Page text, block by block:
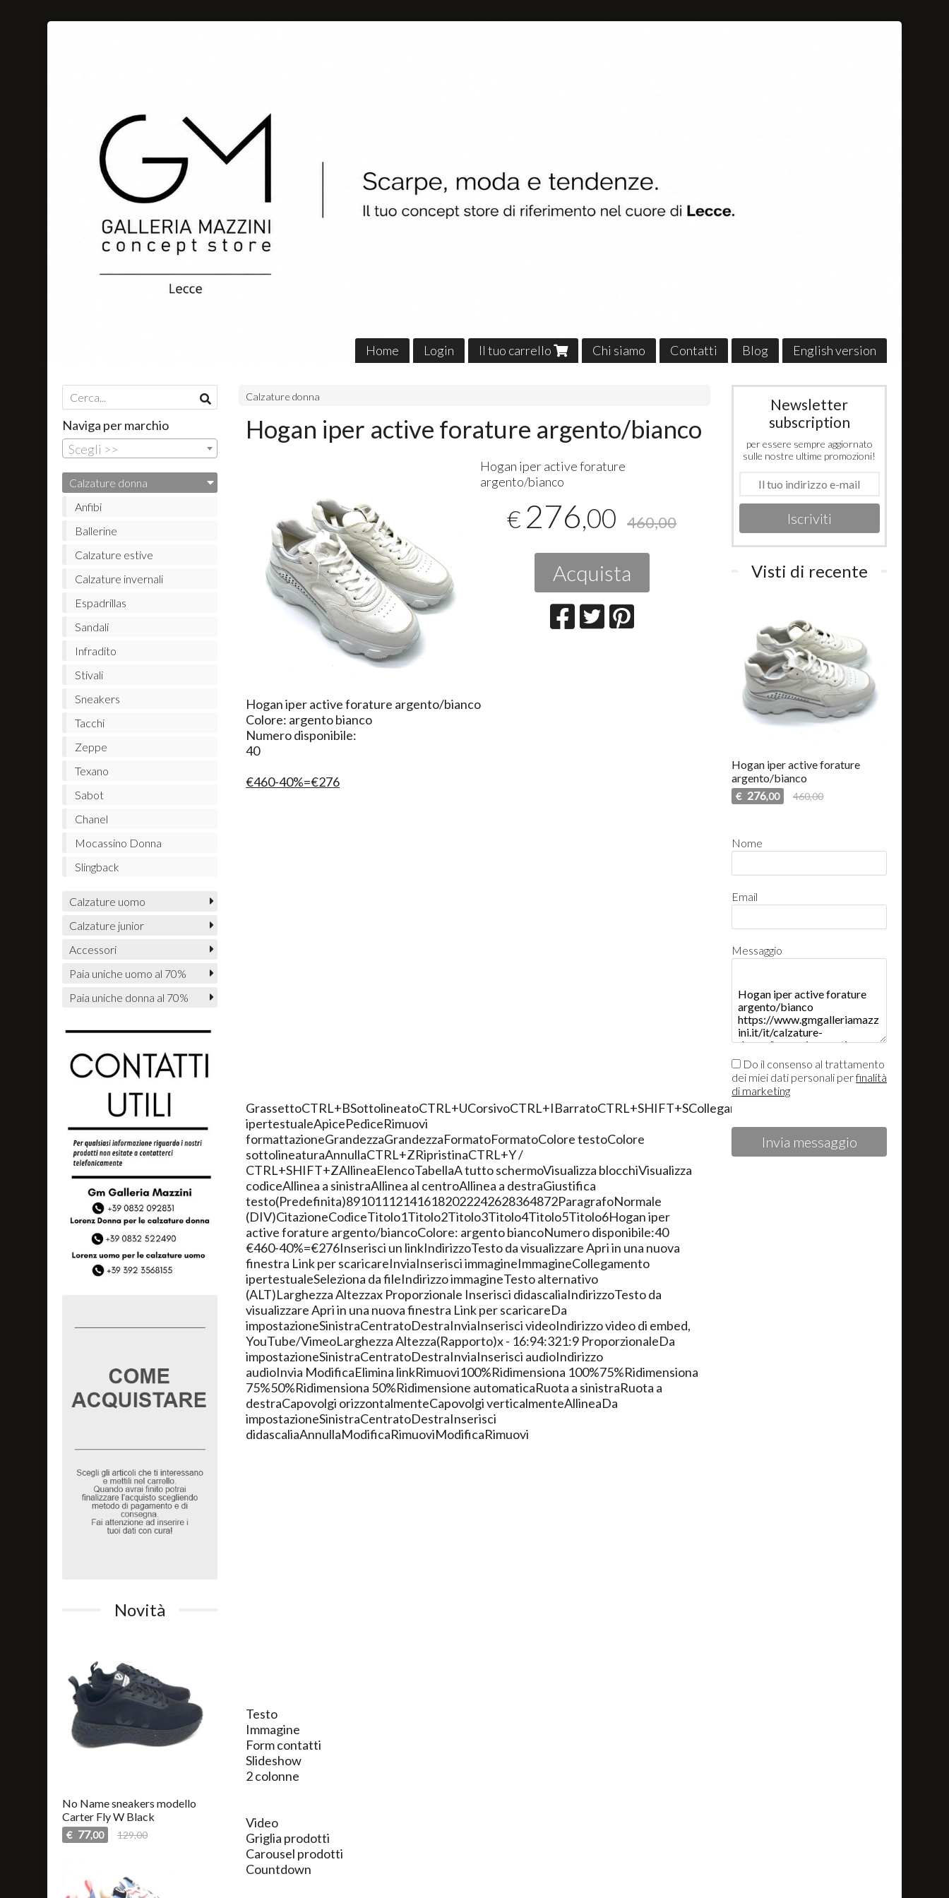
Home Login Il tuo carrello Chi siamo Contatti Blog English version
Calzature donna
Hogan iper active forature argento/bianco
​Hogan iper active forature
argento/bianco
€ 276,00 460,00
Acquista
​Hogan iper active forature argento/bianco
Colore: argento bianco
Numero disponibile:
40
€460-40%=€276
GrassettoCTRL+BSottolineatoCTRL+UCorsivoCTRL+IBarratoCTRL+SHIFT+SCollegamento
ipertestualeApicePediceRimuovi
formattazioneGrandezzaGrandezzaFormatoFormatoColore testoColore
sottolineaturaAnnullaCTRL+ZRipristinaCTRL+Y /
CTRL+SHIFT+ZAllineaElencoTabellaA tutto schermoVisualizza blocchiVisualizza
codiceAllinea a sinistraAllinea al centroAllinea a destraGiustifica
testo(Predefinita)891011121416182022242628364872ParagrafoNormale
(DIV)CitazioneCodiceTitolo1Titolo2Titolo3Titolo4Titolo5Titolo6​Hogan iper
active forature argento/biancoColore: argento biancoNumero disponibile:40
€460-40%=€276Inserisci un linkIndirizzoTesto da visualizzare Apri in una nuova
finestra Link per scaricareInviaInserisci immagineImmagineCollegamento
ipertestualeSeleziona da fileIndirizzo immagineTesto alternativo
(ALT)Larghezza Altezzax Proporzionale Inserisci didascaliaIndirizzoTesto da
visualizzare Apri in una nuova finestra Link per scaricareDa
impostazioneSinistraCentratoDestraInviaInserisci videoIndirizzo video di embed,
YouTube/VimeoLarghezza Altezza(Rapporto)x - 16:94:321:9 ProporzionaleDa
impostazioneSinistraCentratoDestraInviaInserisci audioIndirizzo
audioInvia ModificaElimina linkRimuovi100%Ridimensiona 100%75%Ridimensiona
75%50%Ridimensiona 50%Ridimensione automaticaRuota a sinistraRuota a
destraCapovolgi orizzontalmenteCapovolgi verticalmenteAllineaDa
impostazioneSinistraCentratoDestraInserisci
didascaliaAnnullaModificaRimuoviModificaRimuovi
Testo
Immagine
Form contatti
Slideshow
2 colonne
Video
Griglia prodotti
Carousel prodotti
Countdown
Naviga per marchio
Scegli >>
Calzature donna
Anfibi
Ballerine
Calzature estive
Calzature invernali
Espadrillas
Sandali
Infradito
Stivali
Sneakers
Tacchi
Zeppe
Texano
Sabot
Chanel
Mocassino Donna
Slingback
Calzature uomo
Calzature junior
Accessori
Paia uniche uomo al 70%
Paia uniche donna al 70%
Novità
No Name sneakers modello
Carter Fly W Black
€ 77,00 129,00
Newsletter
subscription
per essere sempre aggiornato
sulle nostre ultime promozioni!
Iscriviti
Visti di recente
Hogan iper active forature
argento/bianco
€ 276,00 460,00
Nome
Email
Messaggio
Do il consenso al trattamento
dei miei dati personali perfinalità
di marketing
Invia messaggio